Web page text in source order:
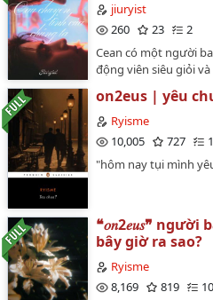
jiuryist
260
23
2
Cean có một người
động viên siêu giỏi
đình nhỏ, shortfic.✧
Tawinan…
on2eus | yêu
Ryisme
10,005
727
"hôm nay tụi mình
❝𝑜𝑛2𝑒𝑢𝑠❞ người
bây giờ ra sao?
Ryisme
8,169
819
10